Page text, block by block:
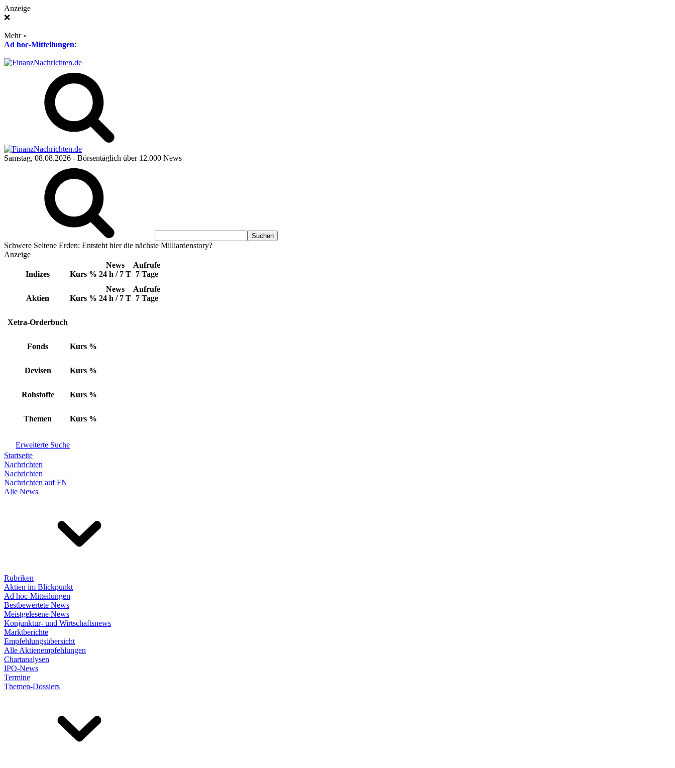
Anzeige
❌
Mehr »
Ad hoc-Mitteilungen:
Samstag, 08.08.2026 - Börsentäglich über 12.000 News
Schwere Seltene Erden: Entsteht hier die nächste Milliardenstory?
Anzeige
Indizes Kurs %
News
24 h / 7 T
Aufrufe
7 Tage
Aktien Kurs %
News
24 h / 7 T
Aufrufe
7 Tage
Xetra-Orderbuch
Fonds Kurs %
Devisen Kurs %
Rohstoffe Kurs %
Themen Kurs %
Erweiterte Suche
Startseite
Nachrichten
Nachrichten
Nachrichten auf FN
Alle News
Rubriken
Aktien im Blickpunkt
Ad hoc-Mitteilungen
Bestbewertete News
Meistgelesene News
Konjunktur- und Wirtschaftsnews
Marktberichte
Empfehlungsübersicht
Alle Aktienempfehlungen
Chartanalysen
IPO-News
Termine
Themen-Dossiers